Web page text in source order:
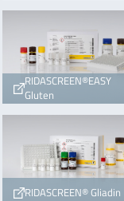
RIDASCREEN®EASY
Gluten
RIDASCREEN® Gliadin